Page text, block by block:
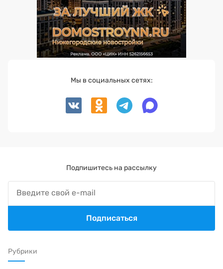
Рубрики
Мы в социальных сетях:
Подпишитесь на рассылку
Подписаться